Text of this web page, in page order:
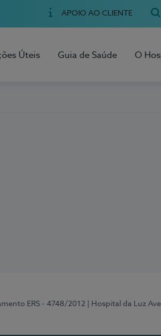
APOIO AO CLIENTE
Úteis Guia de Saúde O
ERS - 4748/2012 | Hospital da Luz